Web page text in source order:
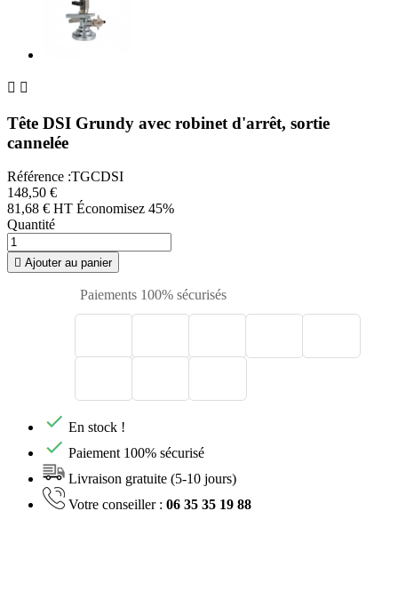
 
Tête DSI Grundy avec robinet d'arrêt, sortie
cannelée
Référence :TGCDSI
148,50 €
81,68 € HT Économisez 45%
Quantité
 Ajouter au panier
Paiements 100% sécurisés
En stock !
Paiement 100% sécurisé
Livraison gratuite (5-10 jours)
Votre conseiller : 06 35 35 19 88